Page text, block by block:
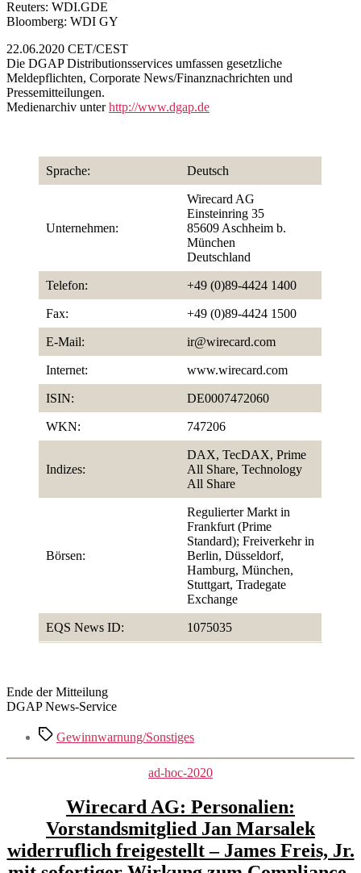
Reuters: WDI.GDE
Bloomberg: WDI GY
22.06.2020 CET/CEST
Die DGAP Distributionsservices umfassen gesetzliche
Meldepflichten, Corporate News/Finanznachrichten und
Pressemitteilungen.
Medienarchiv unterhttp://www.dgap.de
Sprache: Deutsch
Unternehmen:
Wirecard AG
Einsteinring 35
85609 Aschheim b.
München
Deutschland
Telefon: +49 (0)89-4424 1400
Fax: +49 (0)89-4424 1500
E-Mail: ir@wirecard.com
Internet: www.wirecard.com
ISIN: DE0007472060
WKN: 747206
Indizes:
DAX, TecDAX, Prime
All Share, Technology
All Share
Börsen:
Regulierter Markt in
Frankfurt (Prime
Standard); Freiverkehr in
Berlin, Düsseldorf,
Hamburg, München,
Stuttgart, Tradegate
Exchange
EQS News ID: 1075035
Ende der Mitteilung
DGAP News-Service
Schlagwörter
Gewinnwarnung/Sonstiges
Kategorien
ad-hoc-2020
Wirecard AG: Personalien:
Vorstandsmitglied Jan Marsalek
widerruflich freigestellt – James Freis, Jr.